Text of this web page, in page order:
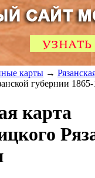
карты →
губернии 1865-
карта